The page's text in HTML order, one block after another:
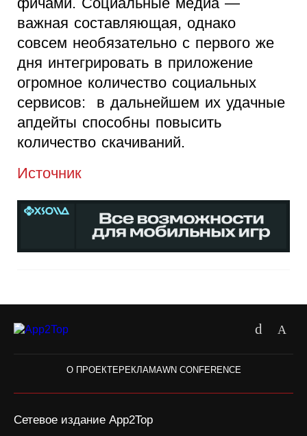
важная составляющая, однако
совсем необязательно с первого же
дня интегрировать в приложение
огромное количество социальных
сервисов: в дальнейшем их удачные
апдейты способны повысить
количество скачиваний.
Источник
О ПРОЕКТЕРЕКЛАМАWN CONFERENCE
Сетевое издание App2Top